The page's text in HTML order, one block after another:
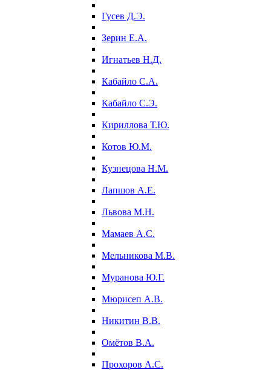
Гусев Д.Э.
Зерин Е.А.
Игнатьев Н.Д.
Кабайло С.А.
Кабайло С.Э.
Кириллова Т.Ю.
Котов Ю.М.
Кузнецова Н.М.
Лапшов А.Е.
Львова М.Н.
Мамаев А.С.
Мельникова М.В.
Муранова Ю.Г.
Мюрисеп А.В.
Никитин В.В.
Омётов В.А.
Прохоров А.С.